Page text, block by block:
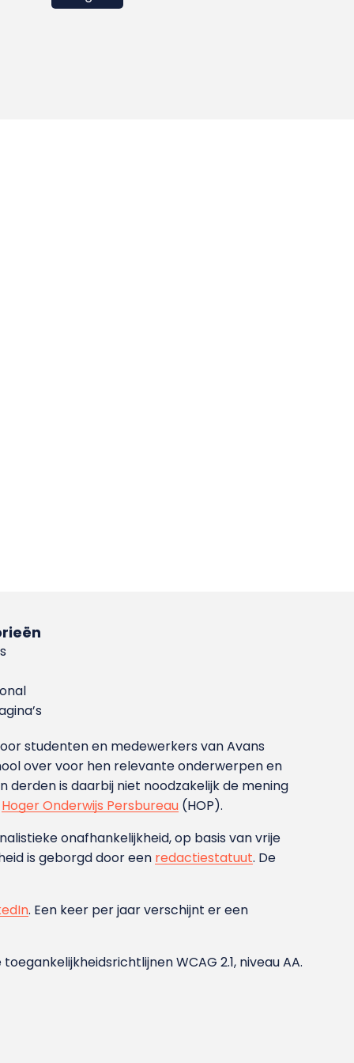
studenten en medewerkers van Avans
over voor hen relevante onderwerpen en
is daarbij niet noodzakelijk de mening
Hoger Onderwijs Persbureau (HOP).
onafhankelijkheid, op basis van vrije
is geborgd door een redactiestatuut. De
. Een keer per jaar verschijnt er een
WCAG 2.1, niveau AA.